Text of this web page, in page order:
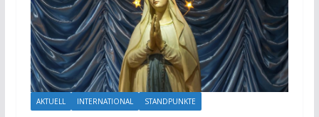
AKTUELL INTERNATIONAL STANDPUNKTE